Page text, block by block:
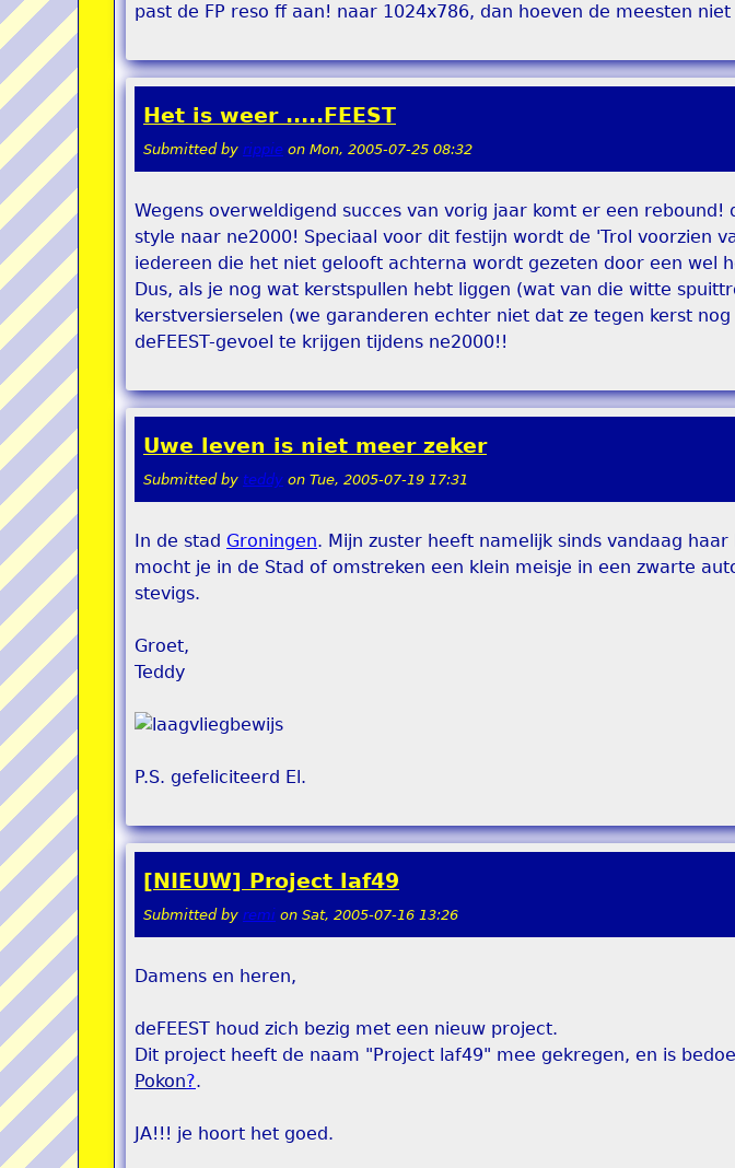
past de FP reso ff aan! naar 1024x786, dan hoeven de meesten
Het is weer .....FEEST
Submitted by rippie on Mon, 2005-07-25 08:32
Wegens overweldigend succes van vorig jaar komt er een rebound!
style naar ne2000! Speciaal voor dit festijn wordt de 'Trol voorzien
iedereen die het niet gelooft achterna wordt gezeten door een wel
Dus, als je nog wat kerstspullen hebt liggen (wat van die witte
kerstversierselen (we garanderen echter niet dat ze tegen kerst
deFEEST-gevoel te krijgen tijdens ne2000!!
Uwe leven is niet meer zeker
Submitted by teddy on Tue, 2005-07-19 17:31
In de stad Groningen. Mijn zuster heeft namelijk sinds vandaag haar
mocht je in de Stad of omstreken een klein meisje in een zwarte
stevigs.
Groet,
Teddy
P.S. gefeliciteerd El.
[NIEUW] Project laf49
Submitted by remi on Sat, 2005-07-16 13:26
Damens en heren,
deFEEST houd zich bezig met een nieuw project.
Dit project heeft de naam "Project laf49" mee gekregen, en is
Pokon?.
JA!!! je hoort het goed.